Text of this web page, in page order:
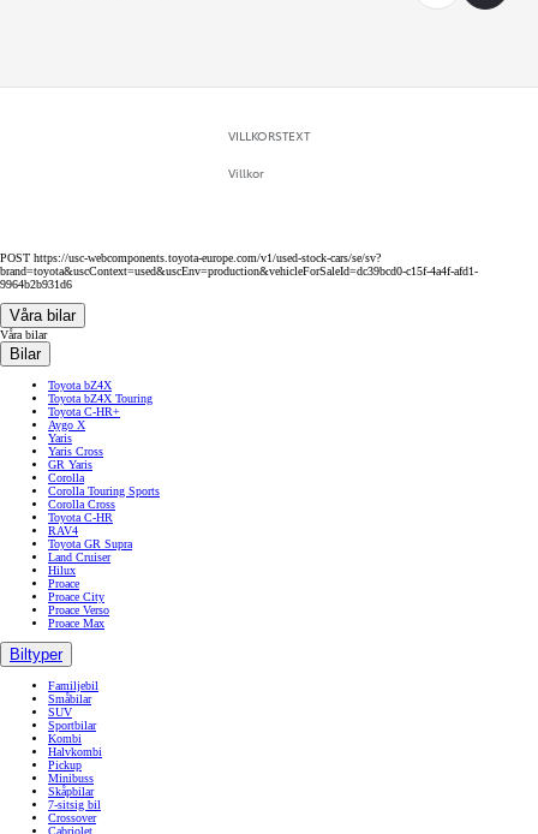
VILLKORSTEXT
Villkor
POST https://usc-webcomponents.toyota-europe.com/v1/used-stock-cars/se/sv?
brand=toyota&uscContext=used&uscEnv=production&vehicleForSaleId=dc39bcd0-c15f-4a4f-afd1-
9964b2b931d6
Våra bilar
Våra bilar
Bilar
Toyota bZ4X
Toyota bZ4X Touring
Toyota C-HR+
Aygo X
Yaris
Yaris Cross
GR Yaris
Corolla
Corolla Touring Sports
Corolla Cross
Toyota C-HR
RAV4
Toyota GR Supra
Land Cruiser
Hilux
Proace
Proace City
Proace Verso
Proace Max
Biltyper
Familjebil
Småbilar
SUV
Sportbilar
Kombi
Halvkombi
Pickup
Minibuss
Skåpbilar
7-sitsig bil
Crossover
Cabriolet